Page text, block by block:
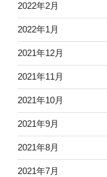
2022年2月
2022年1月
2021年12月
2021年11月
2021年10月
2021年9月
2021年8月
2021年7月